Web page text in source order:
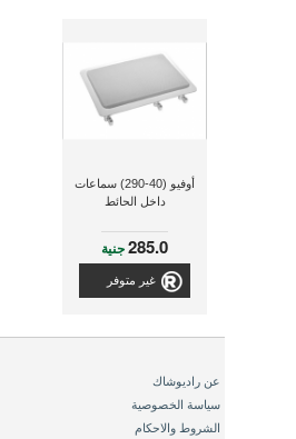
أوفيو (40-290) سماعات
داخل الحائط
285.0جنية
غير متوفر
عن راديوشاك
سياسة الخصوصية
الشروط والاحكام